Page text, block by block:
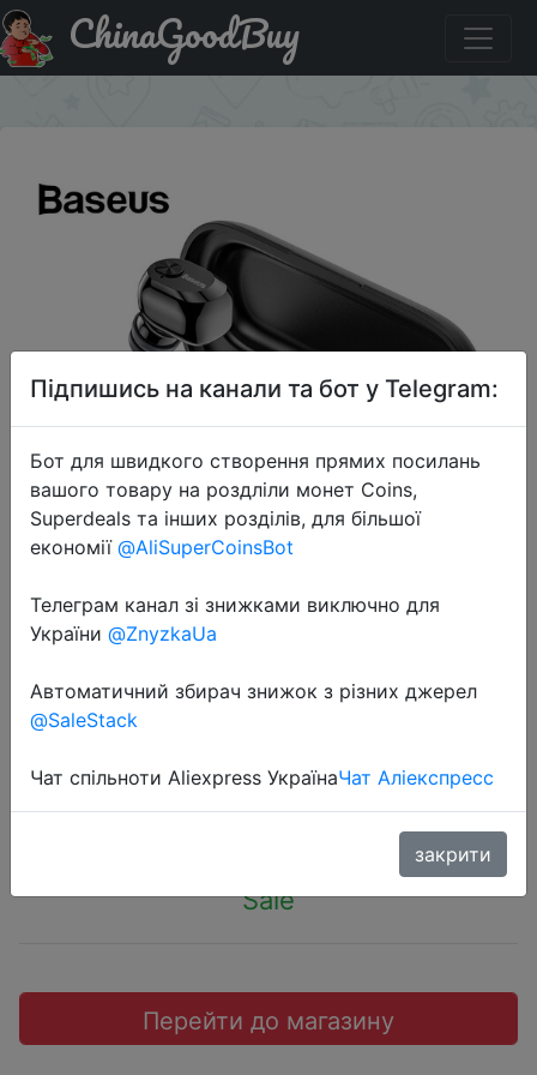
Придбати Baseus Encok True Wireless W01 Bluetooth 5.0
ChinaGoodBuy
2019-07-25
Baseus Encok True Wireless W01
Bluetooth 5.0
$28.79
Sale
Перейти до магазину
Підпишись на канали та бот у Telegram:
Бот для швидкого створення прямих посилань
вашого товару на роздліли монет Coins,
Superdeals та інших розділів, для більшої
економії @AliSuperCoinsBot
Телеграм канал зі знижками виключно для
України @ZnyzkaUa
Автоматичний збирач знижок з різних джерел
@SaleStack
Чат спільноти Aliexpress УкраїнаЧат Аліекспресс
закрити